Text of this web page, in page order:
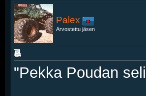
Palex
Arvostettu jäsen
"Pekka Poudan